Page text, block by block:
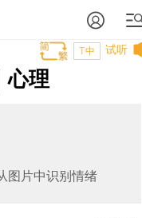
试听
T中
心理
图片中识别情绪